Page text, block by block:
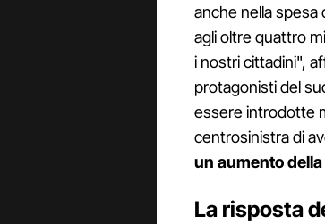
anche nella spesa
agli oltre quattro
i nostri cittadini",
protagonisti del
essere introdotte
centrosinistra di
un aumento
La risposta